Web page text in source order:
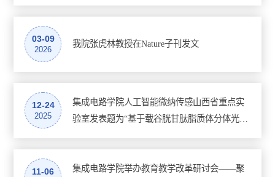
大学集成电路学院与上海安路信息科技股份有
汇的重要举措，为集成电路专业人才培养、技
术创新搭建了全新平台。上海安路信息科技股
份有限公司市场部经理樊彧、大学计划经理师
志、副书记钟明涛、副院长冀健龙及教师代表
03-09
2026
我院张虎林教授在Nature子刊发文
12-24
2025
集成电路学院人工智能微纳传感山西省重点实
验室发表题为“基于载谷胱甘肽脂质体分体光电
检测”的研究论文
11-06
集成电路学院举办教育教学改革研讨会——聚